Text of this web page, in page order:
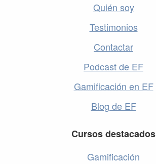
Quién soy
Testimonios
Contactar
Podcast de EF
Gamificación en EF
Blog de EF
Cursos destacados
Gamificación